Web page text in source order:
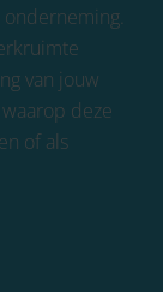
van jouw
deze
of als